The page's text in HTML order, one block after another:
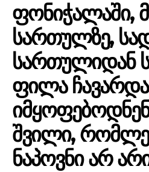
ᲤᲝᲜᲘᲭᲐᲚᲐᲨᲘ,
ᲡᲐᲠᲗᲣᲚᲖᲔ,
ᲡᲐᲠᲗᲣᲚᲘᲓᲐᲜ
ᲤᲘᲚᲐ
ᲨᲕᲘᲚᲘ,
ᲜᲐᲞᲝᲕᲜᲘ ᲐᲠ